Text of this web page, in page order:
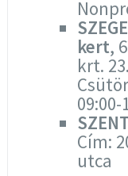
kert,
krt.
09:00-
Cím:
utca